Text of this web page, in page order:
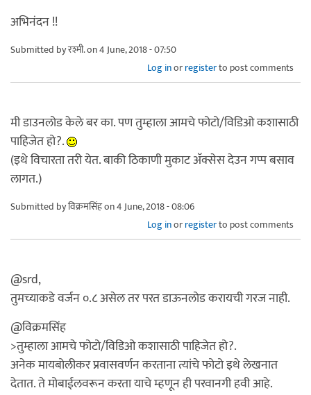
अभिनंदन !!
Submitted byरश्मी.on 4 June, 2018 - 07:50
Log inorregisterto post comments
मी डाउनलोड केले बर का. पण तुम्हाला आमचे फोटो/विडिओ कशासाठी
पाहिजेत हो?.
(इथे विचारता तरी येत. बाकी ठिकाणी मुकाट अ‍ॅक्सेस देउन गप्प बसाव
लागत.)
Submitted byविक्रमसिंहon 4 June, 2018 - 08:06
Log inorregisterto post comments
@srd,
तुमच्याकडे वर्जन ०.८ असेल तर परत डाऊनलोड करायची गरज नाही.
@विक्रमसिंह
>तुम्हाला आमचे फोटो/विडिओ कशासाठी पाहिजेत हो?.
अनेक मायबोलीकर प्रवासवर्णन करताना त्यांचे फोटो इथे लेखनात
देतात. ते मोबाईलवरून करता याचे म्हणून ही परवानगी हवी आहे.